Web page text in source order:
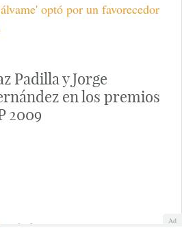
optó por un favorecedor
Padilla y Jorge
en los premios
2009
presentaron un premio
Ad